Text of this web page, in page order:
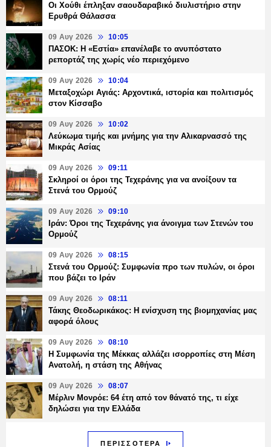
Οι Χούθι έπληξαν σαουδαραβικό διυλιστήριο στην
Ερυθρά Θάλασσα
09 Αυγ 2026 10:05
ΠΑΣΟΚ: Η «Εστία» επανέλαβε το ανυπόστατο
ρεπορτάζ της χωρίς νέο περιεχόμενο
09 Αυγ 2026 10:04
Μεταξοχώρι Αγιάς: Αρχοντικά, ιστορία και πολιτισμός
στον Κίσσαβο
09 Αυγ 2026 10:02
Λεύκωμα τιμής και μνήμης για την Αλικαρνασσό της
Μικράς Ασίας
09 Αυγ 2026 09:11
Σκληροί οι όροι της Τεχεράνης για να ανοίξουν τα
Στενά του Ορμούζ
09 Αυγ 2026 09:10
Ιράν: Όροι της Τεχεράνης για άνοιγμα των Στενών του
Ορμούζ
09 Αυγ 2026 08:15
Στενά του Ορμούζ: Συμφωνία προ των πυλών, οι όροι
που βάζει το Ιράν
09 Αυγ 2026 08:11
Τάκης Θεοδωρικάκος: Η ενίσχυση της βιομηχανίας μας
αφορά όλους
09 Αυγ 2026 08:10
Η Συμφωνία της Μέκκας αλλάζει ισορροπίες στη Μέση
Ανατολή, η στάση της Αθήνας
09 Αυγ 2026 08:07
Μέρλιν Μονρόε: 64 έτη από τον θάνατό της, τι είχε
δηλώσει για την Ελλάδα
ΠΕΡΙΣΣΟΤΕΡΑ